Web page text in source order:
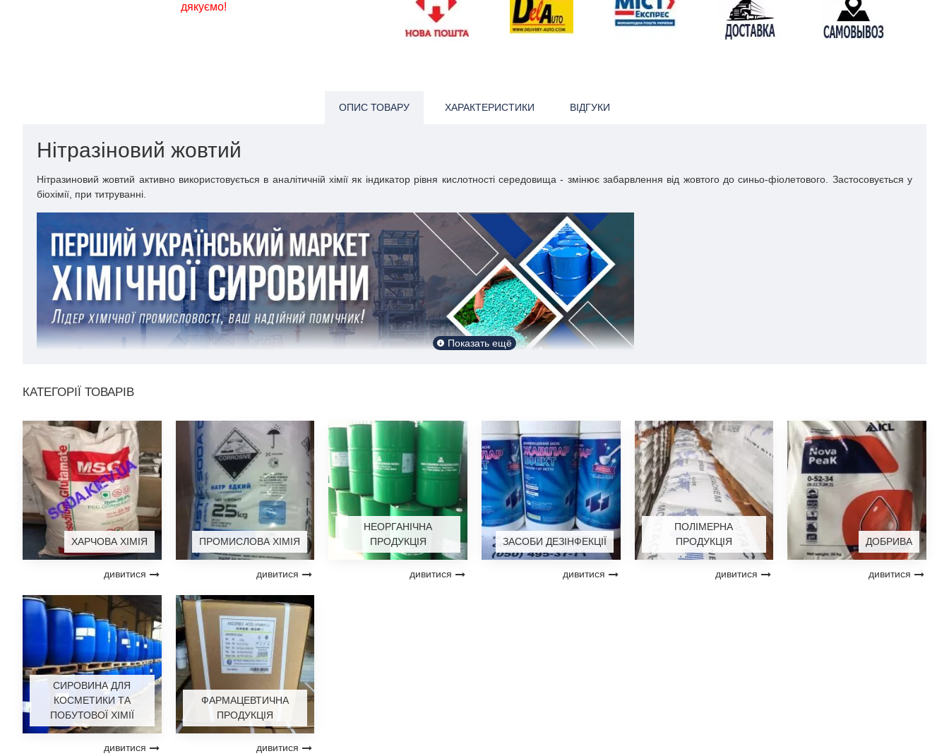
дякуємо!
ОПИС ТОВАРУ ХАРАКТЕРИСТИКИ ВІДГУКИ
Нітразіновий жовтий
Нітразиновий жовтий активно використовується в аналітичній хімії як індикатор рівня кислотності середовища - змінює забарвлення від жовтого до синьо-фіолетового. Застосовується у
біохімії, при титруванні.
КАТЕГОРІЇ ТОВАРІВ
ХАРЧОВА ХІМІЯ
дивитися
ПРОМИСЛОВА ХІМІЯ
дивитися
НЕОРГАНІЧНА
ПРОДУКЦІЯ
дивитися
ЗАСОБИ ДЕЗІНФЕКЦІЇ
дивитися
ПОЛІМЕРНА
ПРОДУКЦІЯ
дивитися
ДОБРИВА
дивитися
СИРОВИНА ДЛЯ
КОСМЕТИКИ ТА
ПОБУТОВОЇ ХІМІЇ
дивитися
ФАРМАЦЕВТИЧНА
ПРОДУКЦІЯ
дивитися